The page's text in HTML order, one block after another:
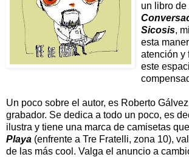
un libro de
Sicosis,
esta
atención y
este
Un poco sobre el autor, es Roberto
grabador. Se dedica a todo un poco, es
ilustra y tiene una marca de camisetas
Playa (enfrente a Tre Fratelli, zona 10),
de las más cool. Valga el anuncio a